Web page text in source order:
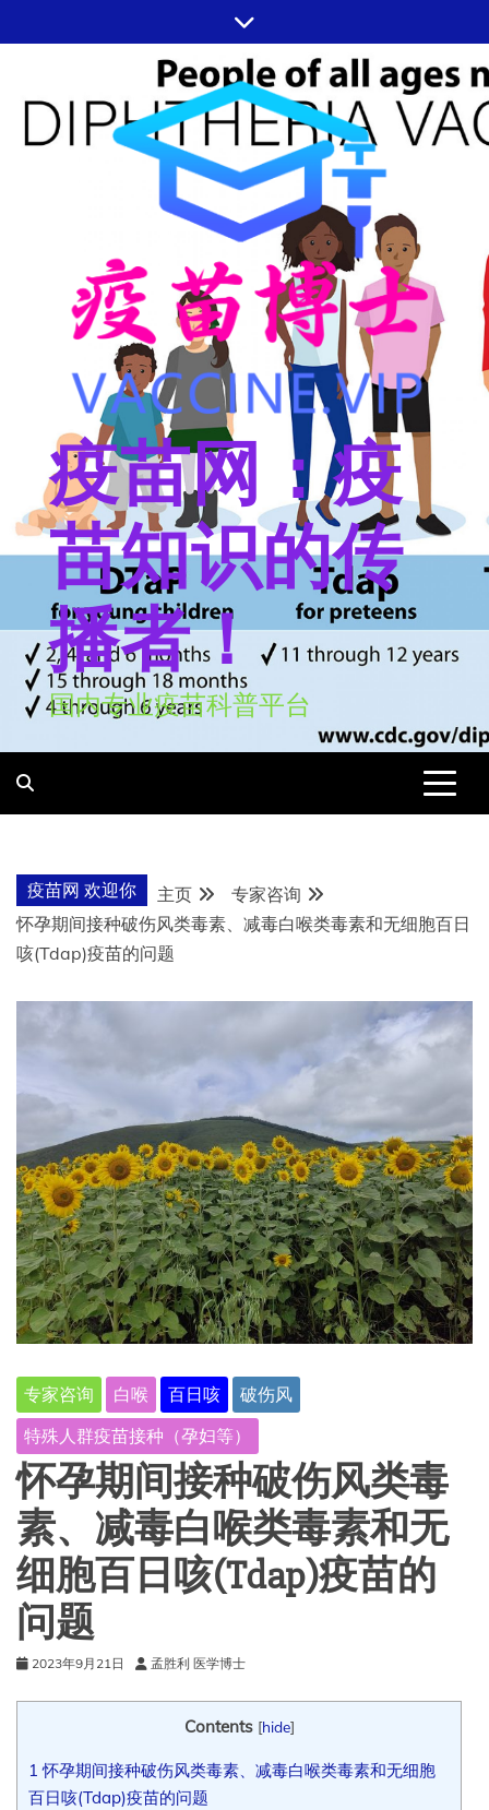
至
疫苗网：疫
苗知识的传
播者！
国内专业疫苗科普平台
疫苗网 欢迎你 主页
专家咨询
怀孕期间接种破伤风类毒素、减毒白喉类毒素和无细胞百日
咳(Tdap)疫苗的问题
专家咨询 白喉 百日咳
破伤风
特殊人群疫苗接种（孕妇等）
怀孕期间接种破伤风类毒
素、减毒白喉类毒素和无
细胞百日咳(Tdap)疫苗的
问题
2023年9月21日 孟胜利 医学博士
Contents [hide]
1 怀孕期间接种破伤风类毒素、减毒白喉类毒素和无细胞
百日咳(Tdap)疫苗的问题